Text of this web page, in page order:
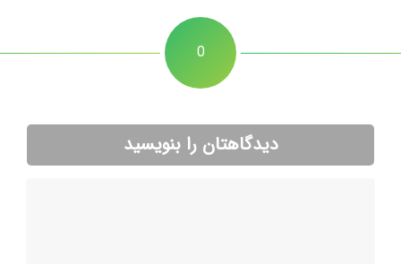
0
دیدگاهتان را بنویسید